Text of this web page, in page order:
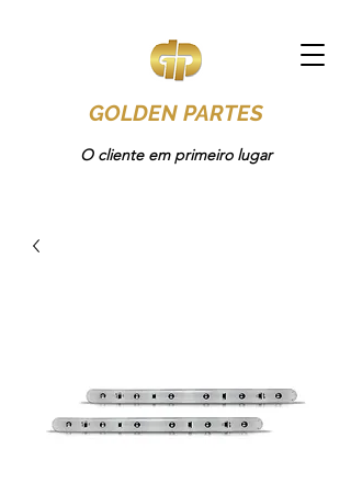
GOLDEN PARTES
O cliente em primeiro lugar